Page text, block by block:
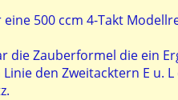
500 ccm 4-Takt
Zauberformel die ein
den Zweitacktern E u.